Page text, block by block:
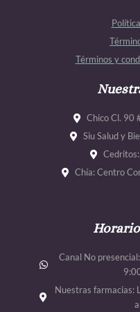
k
Términos y
Chico Cl. 90
Siu Salud y
Chía: Centro
Canal No
Nuestras farmacias: